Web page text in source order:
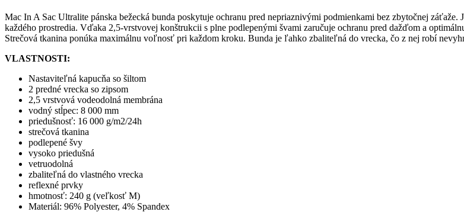
Mac In A Sac Ultralite pánska bežecká bunda poskytuje ochranu pred nepriaznivými podmienkami bez zbytočnej
každého prostredia. Vďaka 2,5-vrstvovej konštrukcii s plne podlepenými švami zaručuje ochranu pred dažďom a
Strečová tkanina ponúka maximálnu voľnosť pri každom kroku. Bunda je ľahko zbaliteľná do vrecka, čo z nej robí
VLASTNOSTI:
Nastaviteľná kapucňa so šiltom
2 predné vrecka so zipsom
2,5 vrstvová vodeodolná membrána
vodný stĺpec: 8 000 mm
priedušnosť: 16 000 g/m2/24h
strečová tkanina
podlepené švy
vysoko priedušná
vetruodolná
zbaliteľná do vlastného vrecka
reflexné prvky
hmotnosť: 240 g (veľkosť M)
Materiál: 96% Polyester, 4% Spandex